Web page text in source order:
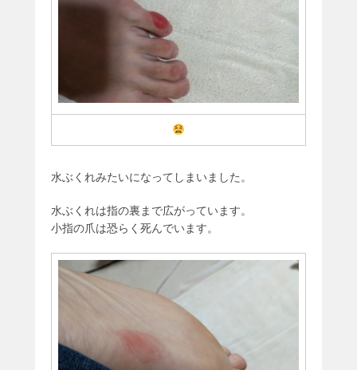
水ぶくれみたいになってしまいました。
水ぶくれは指の裏まで広がっています。
小指の爪は恐らく死んでいます。